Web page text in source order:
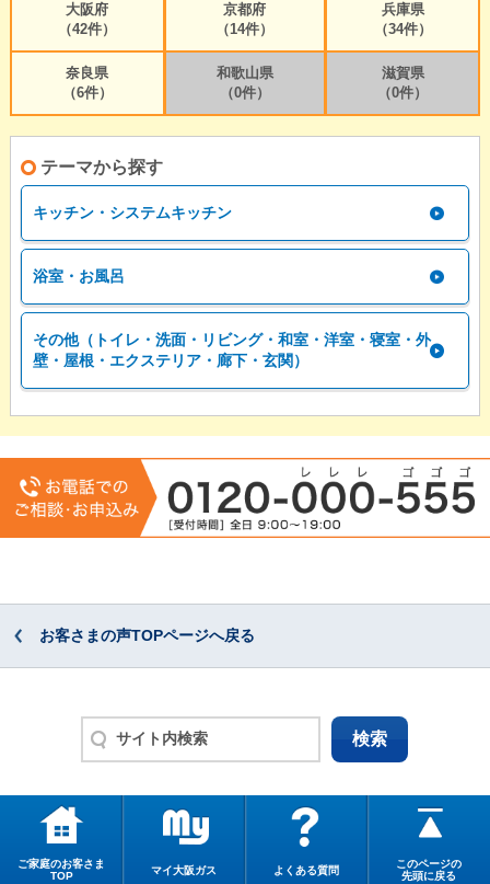
大阪府
（42件）
京都府
（14件）
兵庫県
（34件）
奈良県
（6件）
和歌山県
（0件）
滋賀県
（0件）
テーマから探す
キッチン・システムキッチン
浴室・お風呂
その他（トイレ・洗面・リビング・和室・洋室・寝室・外
壁・屋根・エクステリア・廊下・玄関）
お客さまの声TOPページへ戻る
ご家庭のお客さま
TOP
マイ大阪ガス よくある質問
このページの
先頭に戻る